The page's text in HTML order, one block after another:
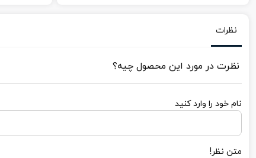
نظرات
نظرت در مورد این محصول چیه؟
نام خود را وارد کنید
متن نظر!